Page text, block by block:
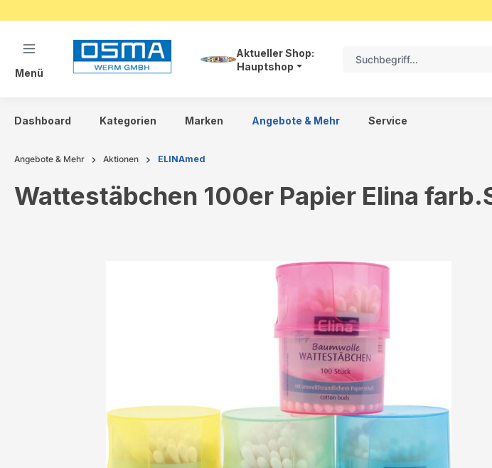
Menü
Aktueller Shop:
Hauptshop
Dashboard Kategorien Marken Angebote & Mehr Service
Angebote & Mehr Aktionen ELINAmed
Wattestäbchen 100er Papier Elina